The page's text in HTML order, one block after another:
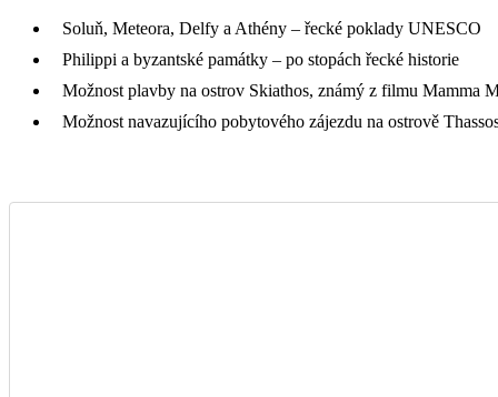
Soluň, Meteora, Delfy a Athény – řecké poklady UNESCO
Philippi a byzantské památky – po stopách řecké historie
Možnost plavby na ostrov Skiathos, známý z filmu Mamma
Možnost navazujícího pobytového zájezdu na ostrově